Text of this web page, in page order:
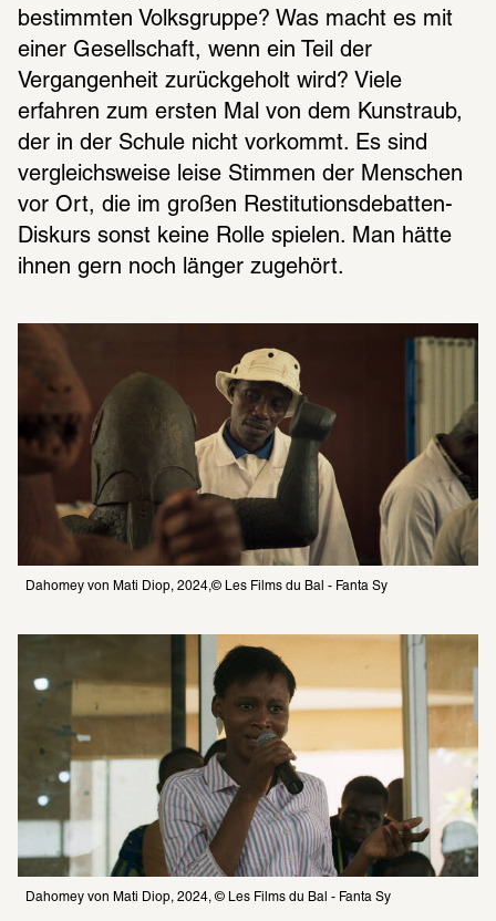
bestimmten Volksgruppe? Was macht es mit
einer Gesellschaft, wenn ein Teil der
Vergangenheit zurückgeholt wird? Viele
erfahren zum ersten Mal von dem Kunstraub,
der in der Schule nicht vorkommt. Es sind
vergleichsweise leise Stimmen der Menschen
vor Ort, die im großen Restitutionsdebatten-
Diskurs sonst keine Rolle spielen. Man hätte
ihnen gern noch länger zugehört.
Dahomey von Mati Diop, 2024,© Les Films du Bal - Fanta Sy
Dahomey von Mati Diop, 2024, © Les Films du Bal - Fanta Sy